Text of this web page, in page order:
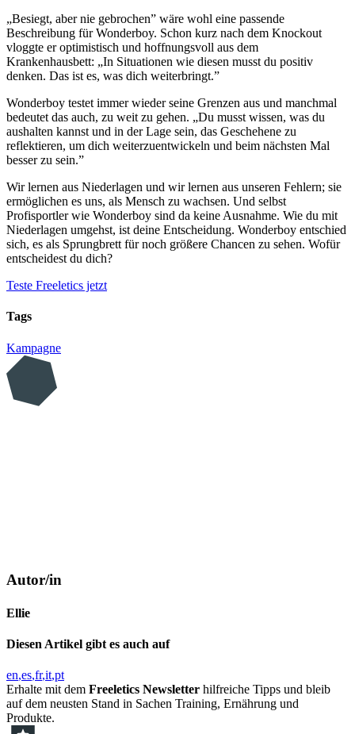
„Besiegt, aber nie gebrochen” wäre wohl eine passende
Beschreibung für Wonderboy. Schon kurz nach dem Knockout
vloggte er optimistisch und hoffnungsvoll aus dem
Krankenhausbett: „In Situationen wie diesen musst du positiv
denken. Das ist es, was dich weiterbringt.”
Wonderboy testet immer wieder seine Grenzen aus und manchmal
bedeutet das auch, zu weit zu gehen. „Du musst wissen, was du
aushalten kannst und in der Lage sein, das Geschehene zu
reflektieren, um dich weiterzuentwickeln und beim nächsten Mal
besser zu sein.”
Wir lernen aus Niederlagen und wir lernen aus unseren Fehlern; sie
ermöglichen es uns, als Mensch zu wachsen. Und selbst
Profisportler wie Wonderboy sind da keine Ausnahme. Wie du mit
Niederlagen umgehst, ist deine Entscheidung. Wonderboy entschied
sich, es als Sprungbrett für noch größere Chancen zu sehen. Wofür
entscheidest du dich?
Teste Freeletics jetzt
Tags
Kampagne
Autor/in
Ellie
Diesen Artikel gibt es auch auf
en es fr it pt
Erhalte mit dem Freeletics Newsletter hilfreiche Tipps und bleib
auf dem neusten Stand in Sachen Training, Ernährung und
Produkte.